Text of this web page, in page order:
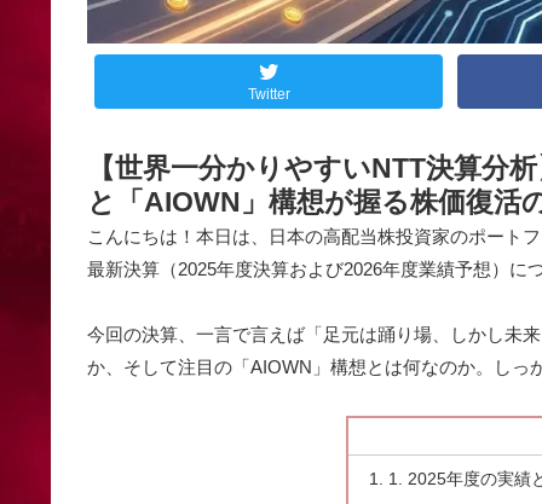
Twitter
【世界一分かりやすいNTT決算分
と「AIOWN」構想が握る株価復活
こんにちは！本日は、日本の高配当株投資家のポート
最新決算（2025年度決算および2026年度業績予想）に
今回の決算、一言で言えば「足元は踊り場、しかし未
か、そして注目の「AIOWN」構想とは何なのか。しっ
1. 2025年度の実績